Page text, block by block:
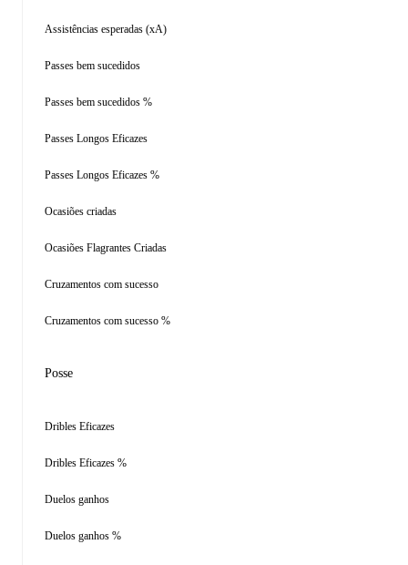
Assistências esperadas (xA)
Passes bem sucedidos
Passes bem sucedidos %
Passes Longos Eficazes
Passes Longos Eficazes %
Ocasiões criadas
Ocasiões Flagrantes Criadas
Cruzamentos com sucesso
Cruzamentos com sucesso %
Posse
Dribles Eficazes
Dribles Eficazes %
Duelos ganhos
Duelos ganhos %